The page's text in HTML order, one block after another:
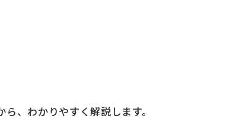
、わかりやすく解説します。